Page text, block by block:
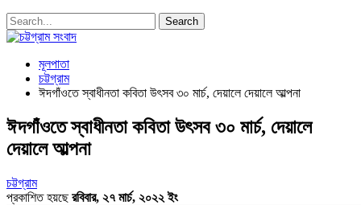
মূলপাতা
চট্টগ্রাম
ঈদগাঁওতে স্বাধীনতা কবিতা উৎসব ৩০ মার্চ, দেয়ালে দেয়ালে আল্পনা
ঈদগাঁওতে স্বাধীনতা কবিতা উৎসব ৩০ মার্চ, দেয়ালে
দেয়ালে আল্পনা
চট্টগ্রাম
প্রকাশিত হয়ছেরবিবার, ২৭ মার্চ, ২০২২ ইং